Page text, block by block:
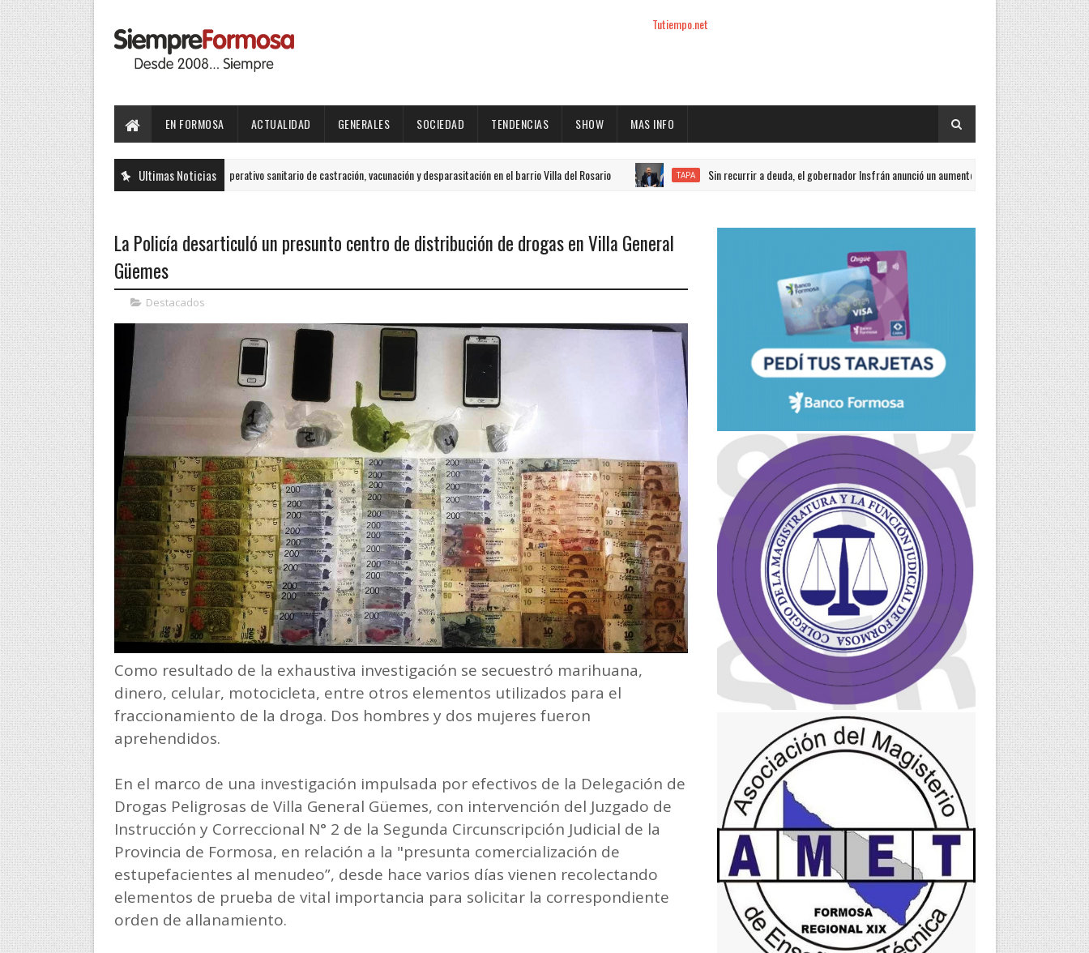
Tutiempo.net
EN FORMOSA ACTUALIDAD GENERALES SOCIEDAD TENDENCIAS SHOW MAS INFO
Ultimas Noticias
GENERALES Operativo sanitario de castración, vacunación y desparasitación en el barrio Villa del Rosario TAPA Sin recurrir a deuda, el gobernador Insfrán anunció un aumento de sueldo del 15%
La Policía desarticuló un presunto centro de distribución de drogas en Villa General
Güemes
Destacados
Como resultado de la exhaustiva investigación se secuestró marihuana,
dinero, celular, motocicleta, entre otros elementos utilizados para el
fraccionamiento de la droga. Dos hombres y dos mujeres fueron
aprehendidos.
En el marco de una investigación impulsada por efectivos de la Delegación de
Drogas Peligrosas de Villa General Güemes, con intervención del Juzgado de
Instrucción y Correccional N° 2 de la Segunda Circunscripción Judicial de la
Provincia de Formosa, en relación a la "presunta comercialización de
estupefacientes al menudeo”, desde hace varios días vienen recolectando
elementos de prueba de vital importancia para solicitar la correspondiente
orden de allanamiento.